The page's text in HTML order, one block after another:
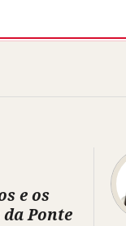
e os
Ponte